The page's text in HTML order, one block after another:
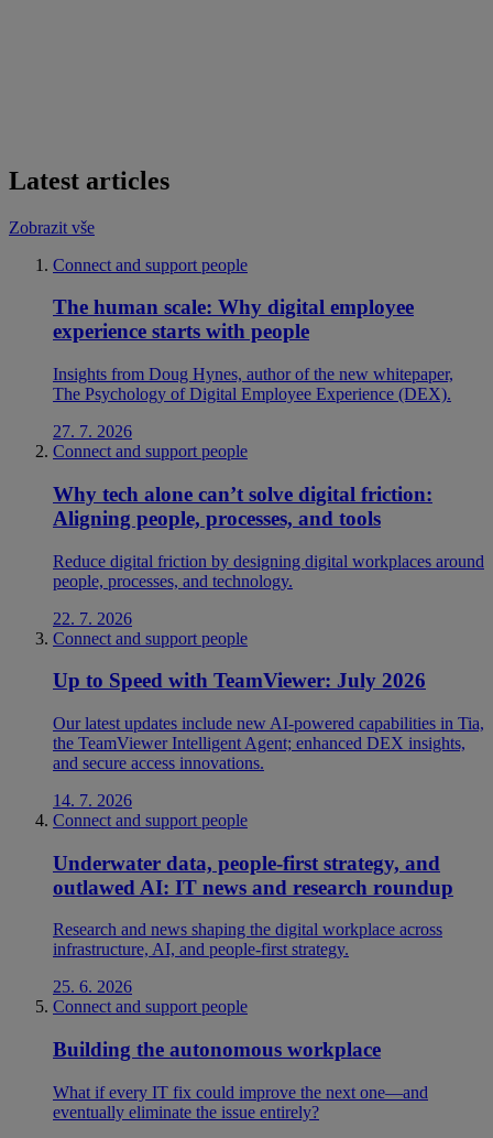
Latest articles
Zobrazit vše
Connect and support people
The human scale: Why digital employee
experience starts with people
Insights from Doug Hynes, author of the new whitepaper,
The Psychology of Digital Employee Experience (DEX).
27. 7. 2026
Connect and support people
Why tech alone can’t solve digital friction:
Aligning people, processes, and tools
Reduce digital friction by designing digital workplaces around
people, processes, and technology.
22. 7. 2026
Connect and support people
Up to Speed with TeamViewer: July 2026
Our latest updates include new AI-powered capabilities in Tia,
the TeamViewer Intelligent Agent; enhanced DEX insights,
and secure access innovations.
14. 7. 2026
Connect and support people
Underwater data, people-first strategy, and
outlawed AI: IT news and research roundup
Research and news shaping the digital workplace across
infrastructure, AI, and people-first strategy.
25. 6. 2026
Connect and support people
Building the autonomous workplace
What if every IT fix could improve the next one—and
eventually eliminate the issue entirely?